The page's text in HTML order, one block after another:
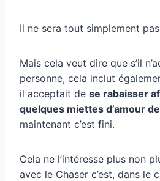
Il ne sera tout simplement
Mais cela veut dire que s’il
personne, cela inclut
il acceptait de se rabaisser
quelques miettes d’amour
maintenant c’est fini.
Cela ne l’intéresse plus non
avec le Chaser c’est, dans le